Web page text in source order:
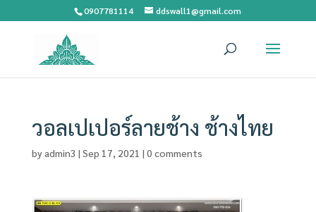
0907781114 ddswall1@gmail.com
วอลเปเปอร์ลายช้าง ช้างไทย
byadmin3 | Sep 17, 2021 | 0 comments